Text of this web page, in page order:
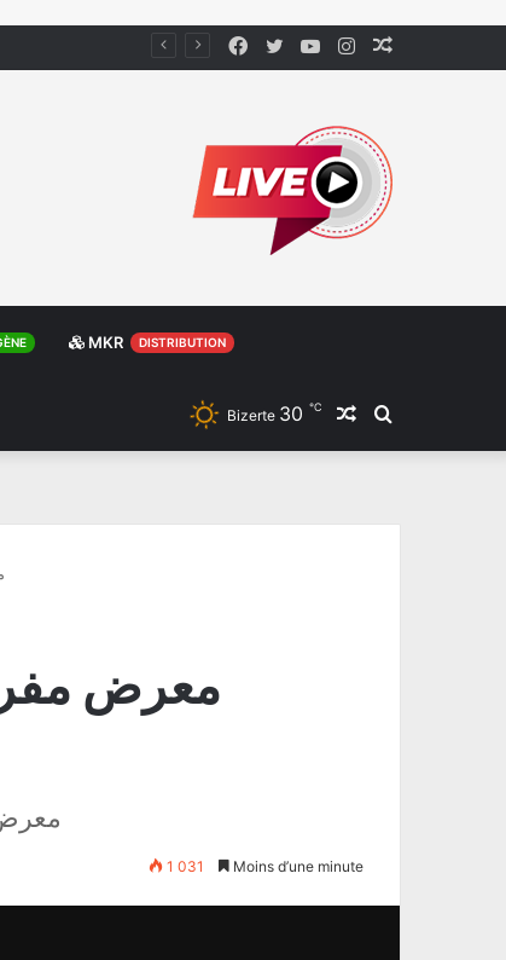
Instagram
YouTube
Twitter
Facebook
MKR DISTRIBUTION
Rechercher
Article
Bizerte 30 ℃
معرض
1 031 Moins d’une minute